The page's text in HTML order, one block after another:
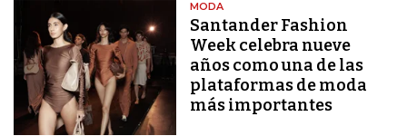
MODA
Santander Fashion
Week celebra nueve
años como una de las
plataformas de moda
más importantes